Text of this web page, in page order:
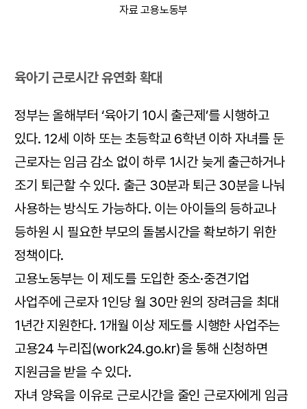
자료 고용노동부
육아기 근로시간 유연화 확대
정부는 올해부터 ‘육아기 10시 출근제’를 시행하고
있다. 12세 이하 또는 초등학교 6학년 이하 자녀를 둔
근로자는 임금 감소 없이 하루 1시간 늦게 출근하거나
조기 퇴근할 수 있다. 출근 30분과 퇴근 30분을 나눠
사용하는 방식도 가능하다. 이는 아이들의 등하교나
등하원 시 필요한 부모의 돌봄시간을 확보하기 위한
정책이다.
고용노동부는 이 제도를 도입한 중소·중견기업
사업주에 근로자 1인당 월 30만 원의 장려금을 최대
1년간 지원한다. 1개월 이상 제도를 시행한 사업주는
고용24 누리집(work24.go.kr)을 통해 신청하면
지원금을 받을 수 있다.
자녀 양육을 이유로 근로시간을 줄인 근로자에게 임금